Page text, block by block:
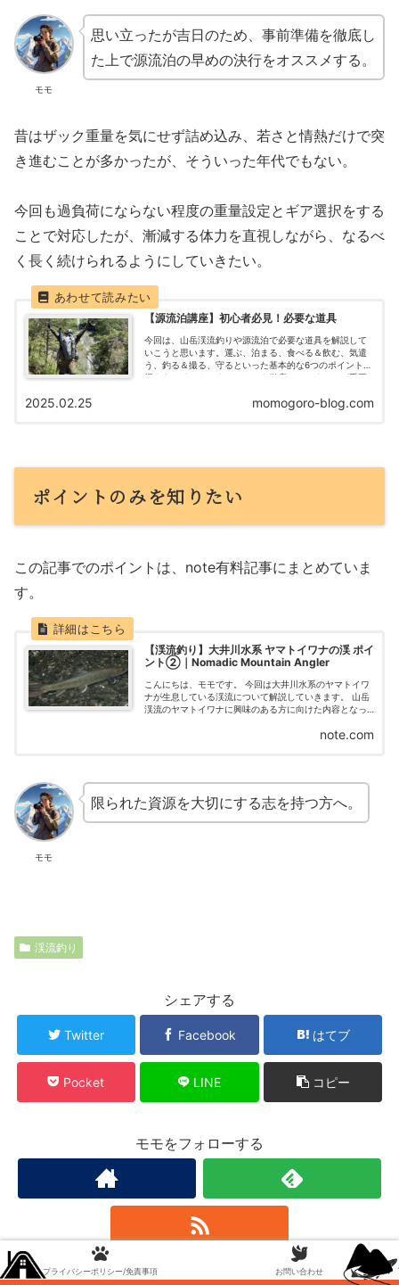
モモ
思い立ったが吉日のため、事前準備を徹底し
た上で源流泊の早めの決行をオススメする。
昔はザック重量を気にせず詰め込み、若さと情熱だけで突
き進むことが多かったが、そういった年代でもない。
今回も過負荷にならない程度の重量設定とギア選択をする
ことで対応したが、漸減する体力を直視しながら、なるべ
く長く続けられるようにしていきたい。
【源流泊講座】初心者必見！必要な道具
今回は、山岳渓流釣りや源流泊で必要な道具を解説して
いこうと思います。運ぶ、泊まる、食べる＆飲む、気遣
う、釣る＆撮る、守るといった基本的な6つのポイントを
押さえ、リスクマネジメントを徹底していくことが重要
渓流釣りライフを送れるようにしましょう。
momogoro-blog.com
2025.02.25
ポイントのみを知りたい
この記事でのポイントは、note有料記事にまとめていま
す。
【渓流釣り】大井川水系 ヤマトイワナの渓 ポイ
ント②｜Nomadic Mountain Angler
こんにちは、モモです。 今回は大井川水系のヤマトイワ
ナが生息している渓流について解説していきます。 山岳
渓流のヤマトイワナに興味のある方に向けた内容となっ
note.com
モモ
限られた資源を大切にする志を持つ方へ。
渓流釣り
シェアする
Twitter Facebook はてブ
Pocket LINE コピー
モモをフォローする
プライバシーポリシー/免責事項 お問い合わせ